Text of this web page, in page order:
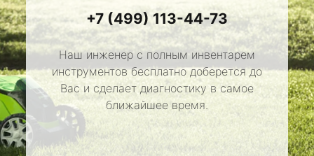
+7 (499) 113-44-73
Наш инженер с полным инвентарем
инструментов бесплатно доберется до
Вас и сделает диагностику в самое
ближайшее время.